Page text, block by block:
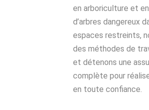
en arboriculture et
d’arbres dangereux
espaces restreints,
des méthodes de
et détenons une
complète pour
en toute confiance.